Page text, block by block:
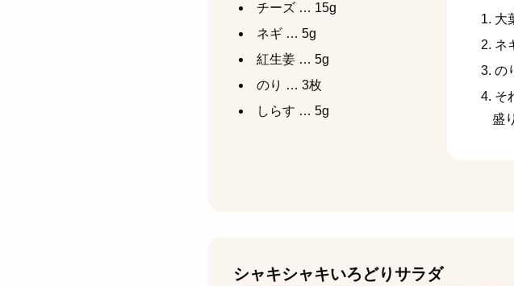
チーズ … 15g
ネギ … 5g
紅生姜 … 5g
のり … 3枚
しらす … 5g
大
ネ
の
そ
盛
シャキシャキいろどりサラダ